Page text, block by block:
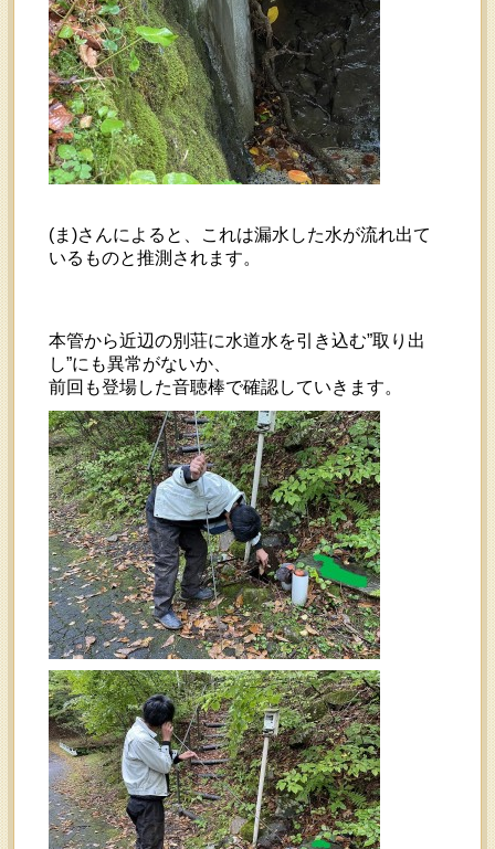
(ま)さんによると、これは漏水した水が流れ出て
いるものと推測されます。
本管から近辺の別荘に水道水を引き込む”取り出
し”にも異常がないか、
前回も登場した音聴棒で確認していきます。